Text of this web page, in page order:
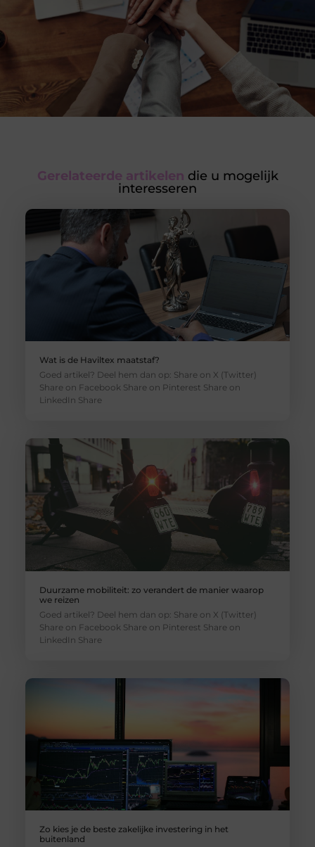
Gerelateerde artikelen die u mogelijk
interesseren
Wat is de Haviltex maatstaf?
Goed artikel? Deel hem dan op: Share on X (Twitter)
Share on Facebook Share on Pinterest Share on
LinkedIn Share
Duurzame mobiliteit: zo verandert de manier waarop
we reizen
Goed artikel? Deel hem dan op: Share on X (Twitter)
Share on Facebook Share on Pinterest Share on
LinkedIn Share
Zo kies je de beste zakelijke investering in het
buitenland